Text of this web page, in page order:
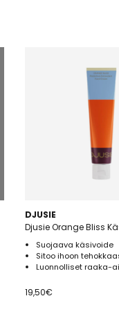
DJUSIE
Djusie Orange Bliss
Suojaava käsivoide
Sitoo ihoon
Luonnolliset raaka-
19,50€